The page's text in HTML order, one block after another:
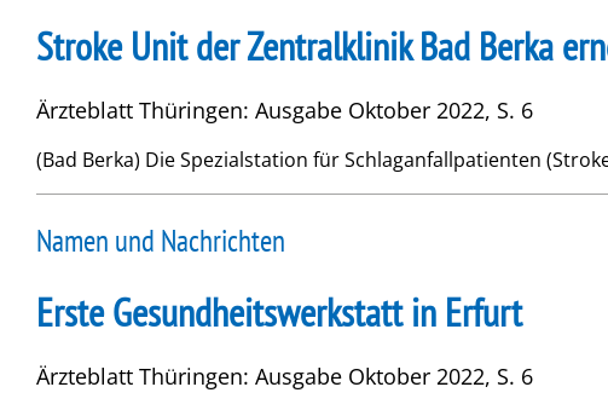
Stroke Unit der Zentralklinik Bad Berka
Ärzteblatt Thüringen: Ausgabe Oktober 2022, S. 6
(Bad Berka) Die Spezialstation für Schlaganfallpatienten
Namen und Nachrichten
Erste Gesundheitswerkstatt in Erfurt
Ärzteblatt Thüringen: Ausgabe Oktober 2022, S. 6